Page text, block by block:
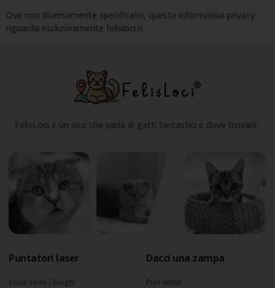
Ove non diversamente specificato, questa informativa privacy
riguarda esclusivamente felisloci.it.
FelisLoci è un sito che parla di gatti fantastici e dove trovarli.
Puntatori laser
Cosa sono i luoghi
Dacci una zampa
Purr-letter